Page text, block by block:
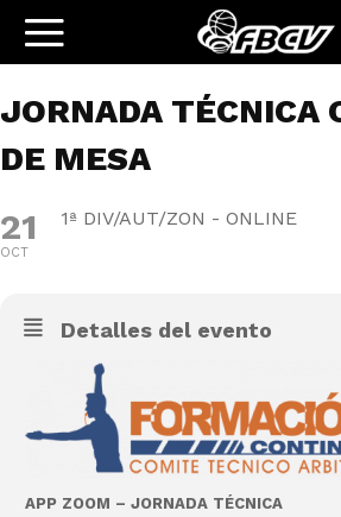
JORNADA TÉCNICA
DE MESA
21
OCT
1ª DIV/AUT/ZON - ONLINE
Detalles del evento
APP ZOOM – JORNADA TÉCNICA